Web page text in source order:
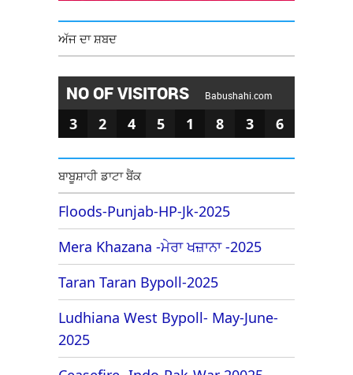
ਅੱਜ ਦਾ ਸ਼ਬਦ
NO OF VISITORS Babushahi.com
3 2 4 5 1 8 3 6
ਬਾਬੂਸ਼ਾਹੀ ਡਾਟਾ ਬੈਂਕ
Floods-Punjab-HP-Jk-2025
Mera Khazana -ਮੇਰਾ ਖਜ਼ਾਨਾ -2025
Taran Taran Bypoll-2025
Ludhiana West Bypoll- May-June-
2025